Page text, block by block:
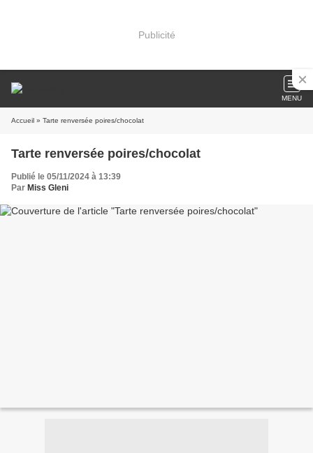
Publicité
MENU
Accueil » Tarte renversée poires/chocolat
Tarte renversée poires/chocolat
Publié le 05/11/2024 à 13:39
Par Miss Gleni